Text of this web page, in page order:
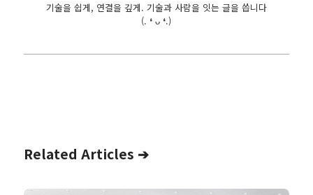
기술을 쉽게, 연결을 깊게. 기술과 사람을 잇는 글을 씁니다
(. ❛ ᴗ ❛.)
Related Articles ➔